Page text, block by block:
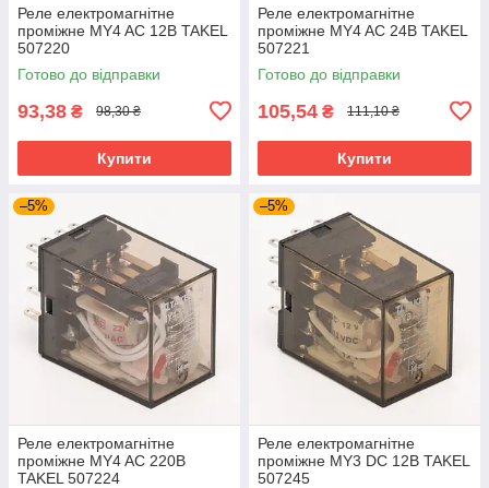
Реле електромагнітне
проміжне MY4 AC 12В TAKEL
507220
Готово до відправки
93,38 ₴ 98,30 ₴
Купити
Реле електромагнітне
проміжне MY4 AC 24В TAKEL
507221
Готово до відправки
105,54 ₴ 111,10 ₴
Купити
–5%
Реле електромагнітне
проміжне MY4 AC 220В
TAKEL 507224
–5%
Реле електромагнітне
проміжне MY3 DC 12В TAKEL
507245